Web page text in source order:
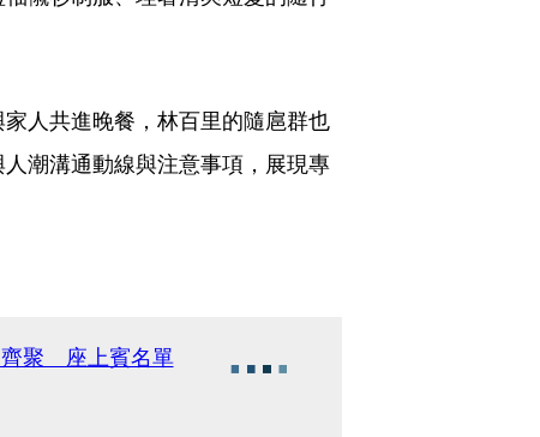
人共進晚餐，林百里的隨扈群也
潮溝通動線與注意事項，展現專
齊聚 座上賓名單